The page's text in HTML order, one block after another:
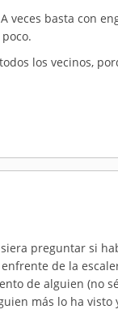
veces basta con
los vecinos,
preguntar si
de la
de alguien (no
más lo ha visto